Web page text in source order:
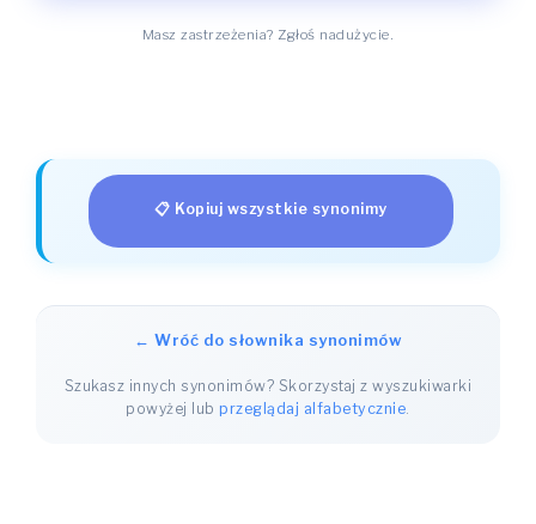
Masz zastrzeżenia? Zgłoś nadużycie.
📋 Kopiuj wszystkie synonimy
← Wróć do słownika synonimów
Szukasz innych synonimów? Skorzystaj z wyszukiwarki
powyżej lubprzeglądaj alfabetycznie.